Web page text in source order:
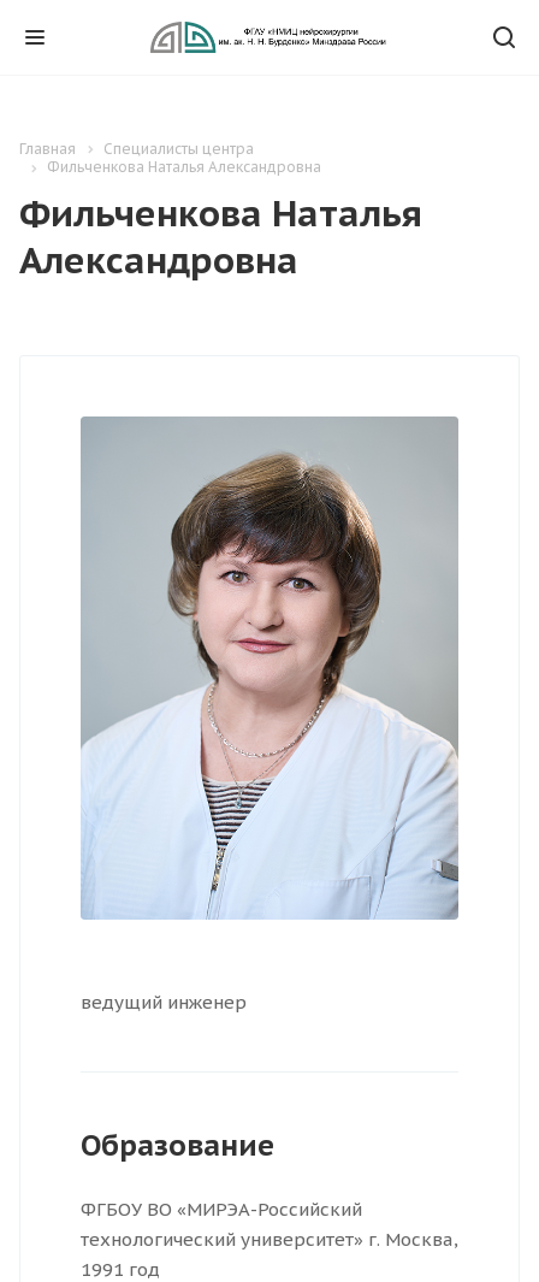
Главная
Специалисты центра
Фильченкова Наталья Александровна
Фильченкова Наталья
Александровна
ведущий инженер
Образование
ФГБОУ ВО «МИРЭА-Российский
технологический университет» г. Москва,
1991 год